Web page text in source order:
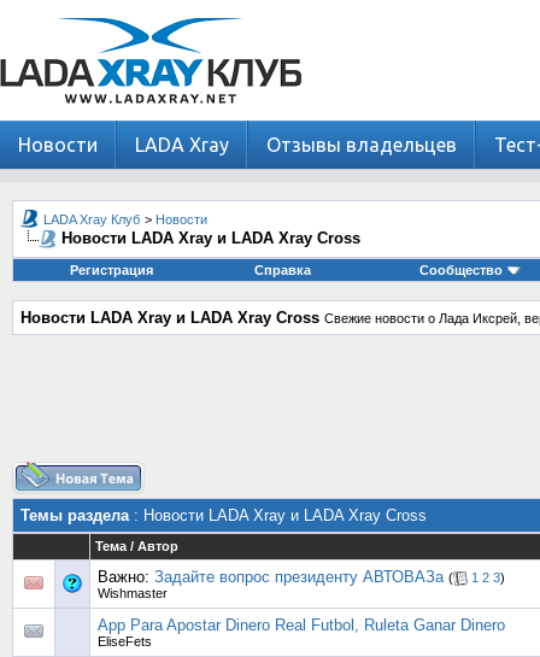
Новости LADA Xray Отзывы владельцев
LADA Xray Клуб > Новости
Новости LADA Xray и LADA Xray Cross
Регистрация Справка Сообщество
Новости LADA Xray и LADA Xray Cross Свежие новости о Лада Иксрей,
Темы раздела: Новости LADA Xray и LADA Xray Cross
Тема / Автор
Важно: Задайте вопрос президенту АВТОВАЗа ( 1 2 3)
Wishmaster
App Para Apostar Dinero Real Futbol, Ruleta Ganar Dinero
EliseFets